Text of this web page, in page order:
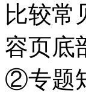
比较常
容页底
②专题